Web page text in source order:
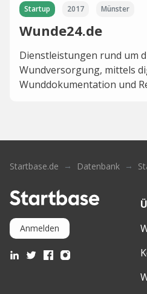
Startup 2017 Münster
Wunde24.de
Dienstleistungen rund um
Wundversorgung, mittels
Wunddokumentation und
Startbase.de Datenbank
Anmelden